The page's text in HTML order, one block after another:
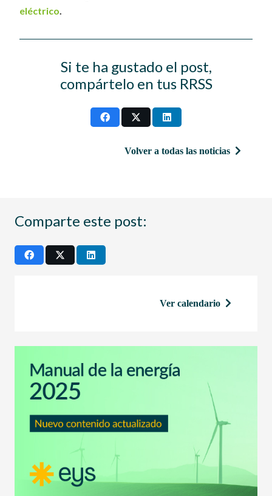
eléctrico
Si te ha gustado el post,
compártelo en tus RRSS
Volver a todas las noticias
Comparte este post:
Ver calendario